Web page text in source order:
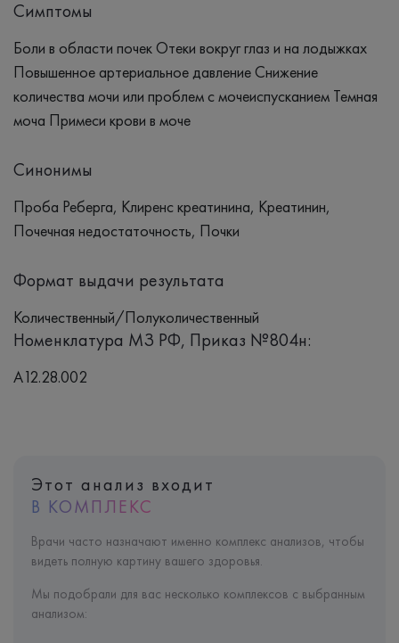
Симптомы
Боли в области почек Отеки вокруг глаз и на лодыжках
Повышенное артериальное давление Снижение
количества мочи или проблем с мочеиспусканием Темная
моча Примеси крови в моче
Синонимы
Проба Реберга, Клиренс креатинина, Креатинин,
Почечная недостаточность, Почки
Формат выдачи результата
Количественный/Полуколичественный
Номенклатура МЗ РФ, Приказ №804н:
A12.28.002
Этот анализ входит
В КОМПЛЕКС
Врачи часто назначают именно комплекс анализов, чтобы
видеть полную картину вашего здоровья.
Мы подобрали для вас несколько комплексов с выбранным
анализом: